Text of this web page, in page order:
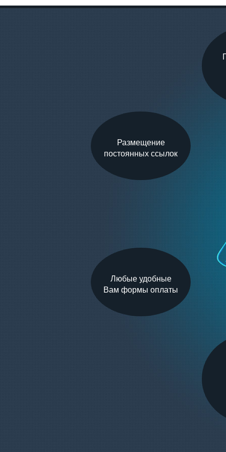
Любые удобные
Вам формы оплаты
Размещение
постоянных ссылок